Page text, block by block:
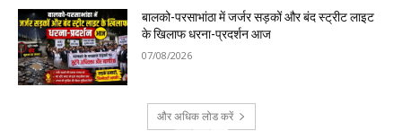
बालको-परसाभांठा में जर्जर सड़कों और बंद स्ट्रीट लाइट
के खिलाफ धरना-प्रदर्शन आज
07/08/2026
और अधिक लोड करें